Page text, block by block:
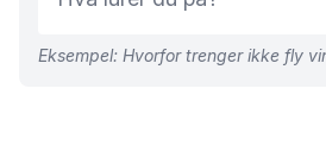
Eksempel: Hvorfor trenger ikke fly